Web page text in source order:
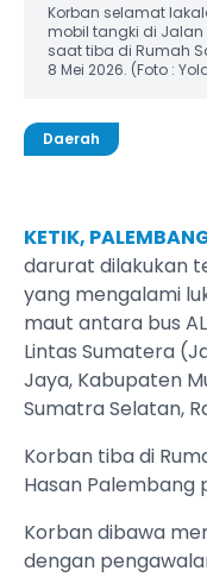
Korban selamat
mobil tangki di Jalan
saat tiba di Rumah
8 Mei 2026. (Foto :
Daerah
KETIK,
darurat dilakukan
yang mengalami
maut antara bus
Lintas Sumatera
Jaya, Kabupaten
Sumatra Selatan,
Korban tiba di
Hasan Palembang
Korban dibawa
dengan